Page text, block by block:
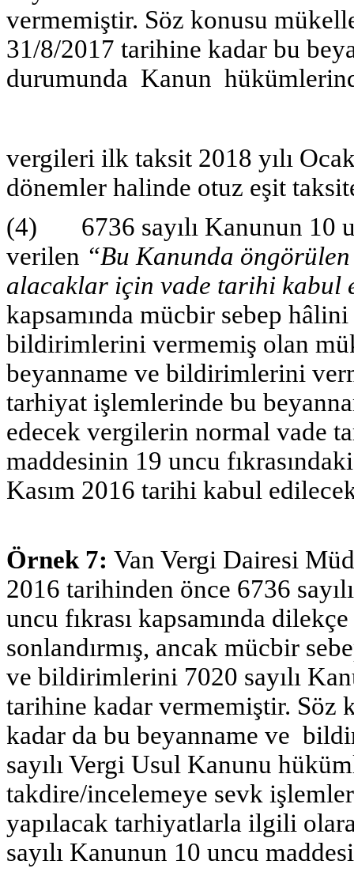
vermemiştir. Söz konusu
31/8/2017 tarihine kadar bu
durumunda Kanun
vergileri ilk taksit 2018 yılı
dönemler halinde otuz eşit
(4) 6736 sayılı Kanunun 10
verilen “Bu Kanunda
alacaklar için vade tarihi kabul
kapsamında mücbir sebep
bildirimlerini vermemiş olan
beyanname ve bildirimlerini
tarhiyat işlemlerinde bu
edecek vergilerin normal vade
maddesinin 19 uncu
Kasım 2016 tarihi kabul
Örnek 7: Van Vergi Dairesi
2016 tarihinden önce 6736
uncu fıkrası kapsamında
sonlandırmış, ancak mücbir
ve bildirimlerini 7020 sayılı
tarihine kadar vermemiştir.
kadar da bu beyanname ve
sayılı Vergi Usul Kanunu
takdire/incelemeye sevk
yapılacak tarhiyatlarla ilgili
sayılı Kanunun 10 uncu